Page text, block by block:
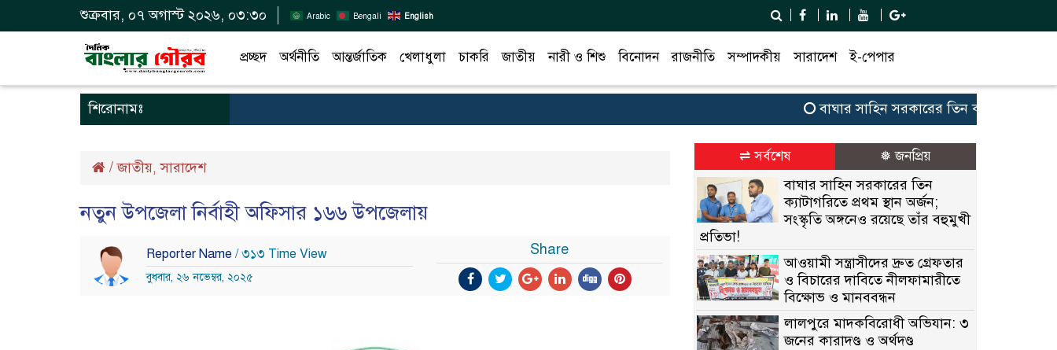
শুক্রবার, ০৭ অগাস্ট ২০২৬, ০৩:৩০ Arabic Bengali English
প্রচ্ছদ অর্থনীতি আন্তর্জাতিক খেলাধুলা চাকরি জাতীয় নারী ও শিশু বিনোদন রাজনীতি সম্পাদকীয় সারাদেশ ই-পেপার
শিরোনামঃ বাঘার সাহিন সরকারের তিন ক্যাটাগরিতে প্রথম
/জাতীয়,সারাদেশ
নতুন উপজেলা নির্বাহী অফিসার ১৬৬ উপজেলায়
Reporter Name / ৩১৩ Time View
বুধবার, ২৬ নভেম্বর, ২০২৫
Share
⇌ সর্বশেষ ❅ জনপ্রিয়
বাঘার সাহিন সরকারের তিন
ক্যাটাগরিতে প্রথম স্থান অর্জন;
সংস্কৃতি অঙ্গনেও রয়েছে তাঁর বহুমুখী
প্রতিভা!
আওয়ামী সন্ত্রাসীদের দ্রুত গ্রেফতার
ও বিচারের দাবিতে নীলফামারীতে
বিক্ষোভ ও মানববন্ধন
লালপুরে মাদকবিরোধী অভিযান: ৩
জনের কারাদণ্ড ও অর্থদণ্ড